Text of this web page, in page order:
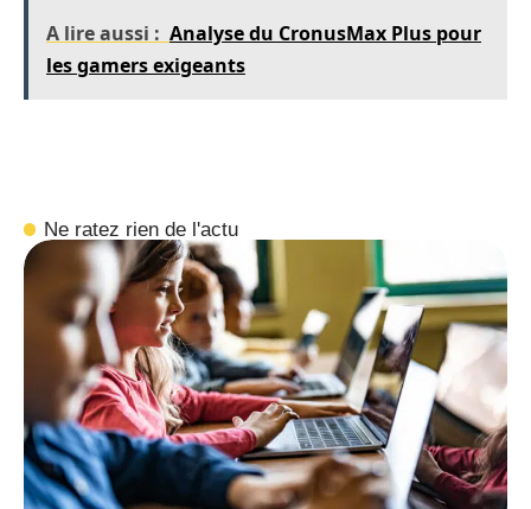
A lire aussi : Analyse du CronusMax Plus pour
les gamers exigeants
Ne ratez rien de l'actu